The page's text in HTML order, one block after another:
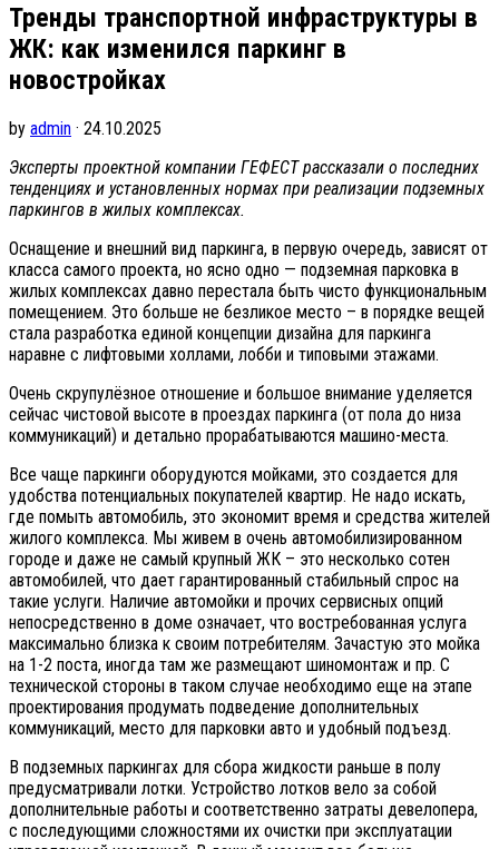
Тренды транспортной инфраструктуры в
ЖК: как изменился паркинг в
новостройках
by admin · 24.10.2025
Эксперты проектной компании ГЕФЕСТ рассказали о последних
тенденциях и установленных нормах при реализации подземных
паркингов в жилых комплексах.
Оснащение и внешний вид паркинга, в первую очередь, зависят от
класса самого проекта, но ясно одно — подземная парковка в
жилых комплексах давно перестала быть чисто функциональным
помещением. Это больше не безликое место – в порядке вещей
стала разработка единой концепции дизайна для паркинга
наравне с лифтовыми холлами, лобби и типовыми этажами.
Очень скрупулёзное отношение и большое внимание уделяется
сейчас чистовой высоте в проездах паркинга (от пола до низа
коммуникаций) и детально прорабатываются машино-места.
Все чаще паркинги оборудуются мойками, это создается для
удобства потенциальных покупателей квартир. Не надо искать,
где помыть автомобиль, это экономит время и средства жителей
жилого комплекса. Мы живем в очень автомобилизированном
городе и даже не самый крупный ЖК – это несколько сотен
автомобилей, что дает гарантированный стабильный спрос на
такие услуги. Наличие автомойки и прочих сервисных опций
непосредственно в доме означает, что востребованная услуга
максимально близка к своим потребителям. Зачастую это мойка
на 1-2 поста, иногда там же размещают шиномонтаж и пр. С
технической стороны в таком случае необходимо еще на этапе
проектирования продумать подведение дополнительных
коммуникаций, место для парковки авто и удобный подъезд.
В подземных паркингах для сбора жидкости раньше в полу
предусматривали лотки. Устройство лотков вело за собой
дополнительные работы и соответственно затраты девелопера,
с последующими сложностями их очистки при эксплуатации